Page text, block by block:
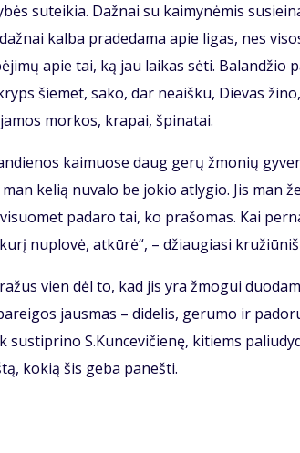
su­tei­kia. Daž­nai su kai­my­nė­mis
kal­ba pra­de­da­ma apie li­gas, nes
apie tai, ką jau lai­kas sė­ti. Ba­lan­džio
šie­met, sa­ko, dar ne­aiš­ku, Die­vas
mor­kos, kra­pai, špi­na­tai.
kai­muo­se daug ge­rų žmo­nių
ke­lią nu­va­lo be jo­kio at­ly­gio. Jis man
pa­da­ro tai, ko pra­šo­mas. Kai
nu­plo­vė, at­kū­rė“, – džiau­gia­si
vien dėl to, kad jis yra žmo­gui
jaus­mas – di­de­lis, ge­ru­mo ir
su­stip­ri­no S.Kun­ce­vi­čie­nę, ki­tiems
ko­kią šis ge­ba pa­neš­ti.